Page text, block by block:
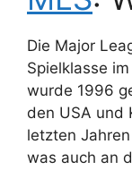
Die Major
Spielklasse
wurde 1996
den USA und
letzten
was auch an